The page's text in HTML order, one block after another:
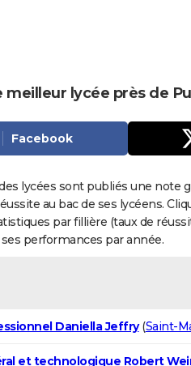
meilleur lycée près de
Facebook
lycées sont publiés une note
au bac de ses lycéens.
par fillière (taux de
performances par année.
Daniella Jeffry(Saint-
et technologique Robert